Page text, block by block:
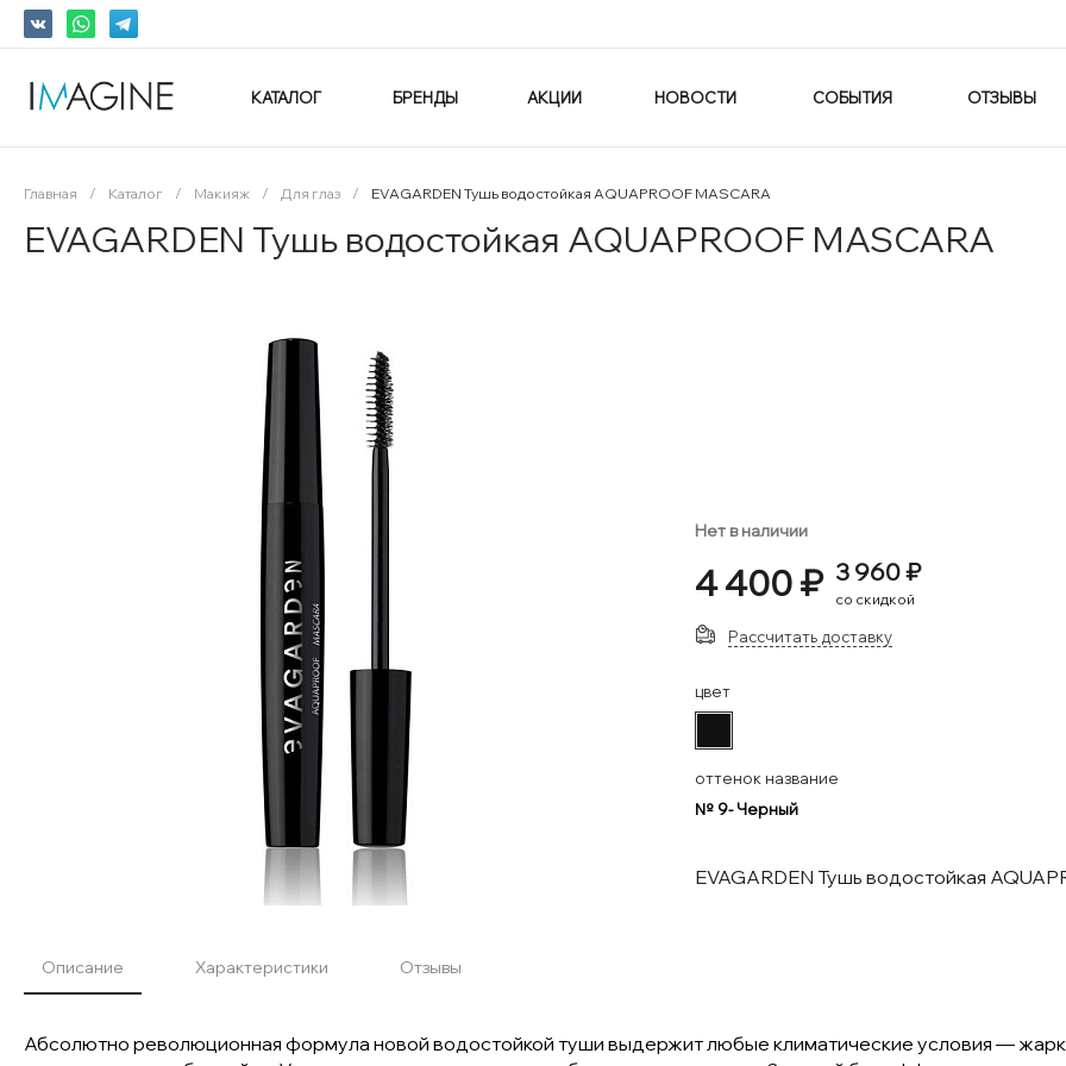
КАТАЛОГ БРЕНДЫ АКЦИИ НОВОСТИ СОБЫТИЯ ОТЗЫВЫ
Главная / Каталог / Макияж / Для глаз / EVAGARDEN Тушь водостойкая AQUAPROOF MASCARA
EVAGARDEN Тушь водостойкая AQUAPROOF MASCARA
Нет в наличии
4 400 ₽ 3 960 ₽
со скидкой
Рассчитать доставку
цвет
оттенок название
№ 9- Черный
EVAGARDEN Тушь водостойкая
Описание Характеристики Отзывы
Абсолютно революционная формула новой водостойкой туши выдержит любые климатические условия —